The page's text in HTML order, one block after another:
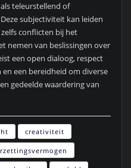
teleurstellend of
subjectiviteit kan leiden
conflicten bij het
nemen van beslissingen over
een open dialoog, respect
een bereidheid om diverse
gedeelde waardering van
creativiteit